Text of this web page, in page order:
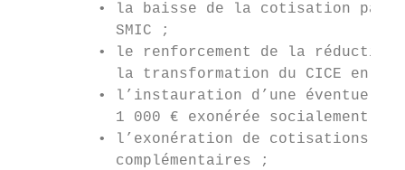
• la baisse de la cotisation
           SMIC ;
• le renforcement de la
la transformation du CICE en
• l’instauration d’une éventuelle
1 000 € exonérée socialement et
• l’exonération de cotisations
           complémentaires ;